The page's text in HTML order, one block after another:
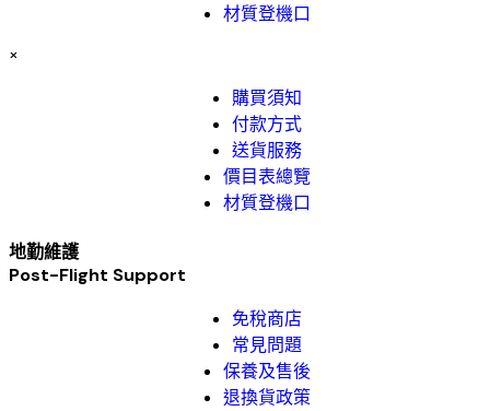
材質登機口
×
購買須知
付款方式
送貨服務
價目表總覽
材質登機口
地勤維護
Post-Flight Support
免稅商店
常見問題
保養及售後
退換貨政策